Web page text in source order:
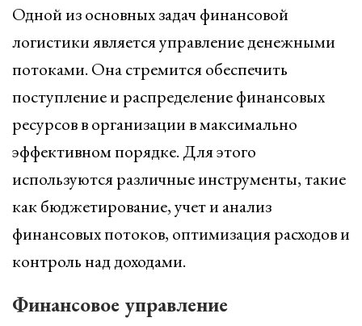
Одной из основных задач финансовой
логистики является управление денежными
потоками. Она стремится обеспечить
поступление и распределение финансовых
ресурсов в организации в максимально
эффективном порядке. Для этого
используются различные инструменты, такие
как бюджетирование, учет и анализ
финансовых потоков, оптимизация расходов и
контроль над доходами.
Финансовое управление